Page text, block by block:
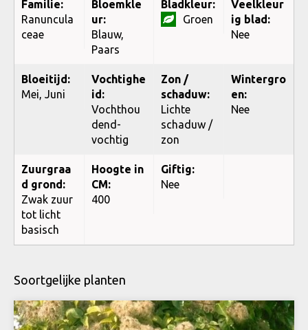
Familie:
Ranuncula
ceae
Bloemkle
ur:
Blauw,
Paars
Bladkleur:
Groen
Veelkleur
ig blad:
Nee
Bloeitijd:
Mei, Juni
Vochtighe
id:
Vochthou
dend-
vochtig
Zon /
schaduw:
Lichte
schaduw /
zon
Wintergro
en:
Nee
Zuurgraa
d grond:
Zwak zuur
tot licht
basisch
Hoogte in
CM:
400
Giftig:
Nee
Soortgelijke planten